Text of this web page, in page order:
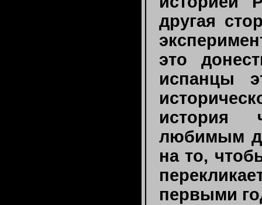
другая
это
испанцы
история
любимым
на то,
первыми